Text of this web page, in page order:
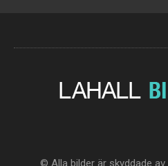
© Alla bilder är skyddade